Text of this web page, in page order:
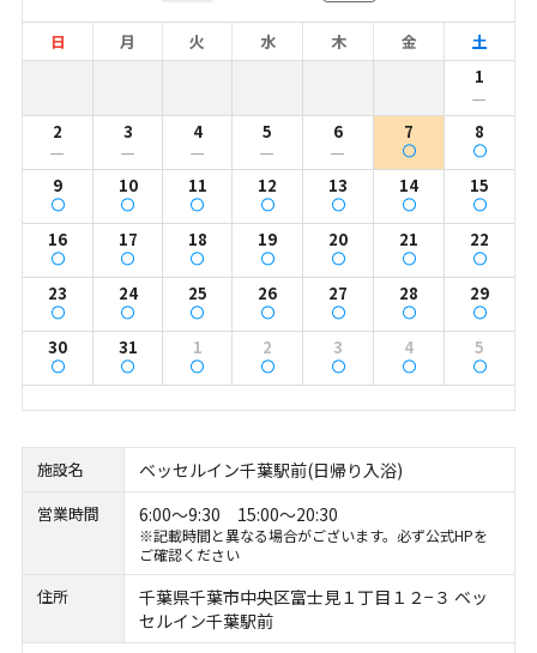
日 月 火 水 木 金
土
1
ー
2 3 4 5 6 7 8
ー ー ー ー ー
9 10 11 12 13 14 15
16 17 18 19 20 21 22
23 24 25 26 27 28 29
30 31 1 2 3 4 5
施設名 ベッセルイン千葉駅前(日帰り入浴)
営業時間 6:00～9:30 15:00～20:30
※記載時間と異なる場合がございます。必ず公式HPを
ご確認ください
住所
千葉県千葉市中央区富士見１丁目１２−３ ベッ
セルイン千葉駅前